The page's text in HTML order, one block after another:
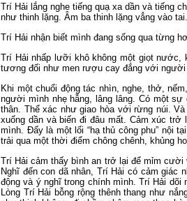
Trí Hải lắng nghe tiếng quạ xa dần và tiếng
như thinh lặng. Âm ba thinh lặng vẳng vào tai.
Trí Hải nhận biết mình đang sống qua từng
Trí Hải nhấp lưỡi khô không một giọt nước,
tương đối như men rượu cay đắng với
Khi một chuổi động tác nhìn, nghe, thở,
người mình nhẹ hẫng, lâng lâng. Có một
thân. Thể xác như giao hòa với rừng núi.
xuống dần và biến đi đâu mất. Cảm xúc
mình. Đấy là một lối “hạ thủ công phu” nội
trải qua một thời điểm chông chênh, khủng
Trí Hải cảm thấy bình an trở lại để mỉm
Nghĩ đến con dã nhân, Trí Hải có cảm giác
động và ý nghĩ trong chính mình. Trí Hải
Lòng Trí Hải bỗng rộng thênh thang như